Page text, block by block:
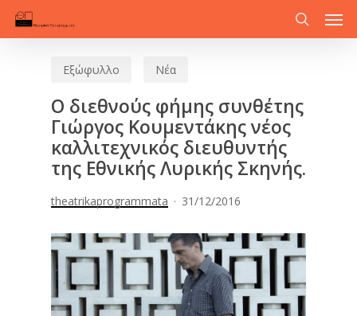
Skip
search
Εξώφυλλο Νέα
Ο διεθνούς φήμης συνθέτης
Γιώργος Κουμεντάκης νέος
καλλιτεχνικός διευθυντής
της Εθνικής Λυρικής Σκηνής.
theatrikaprogrammata 31/12/2016